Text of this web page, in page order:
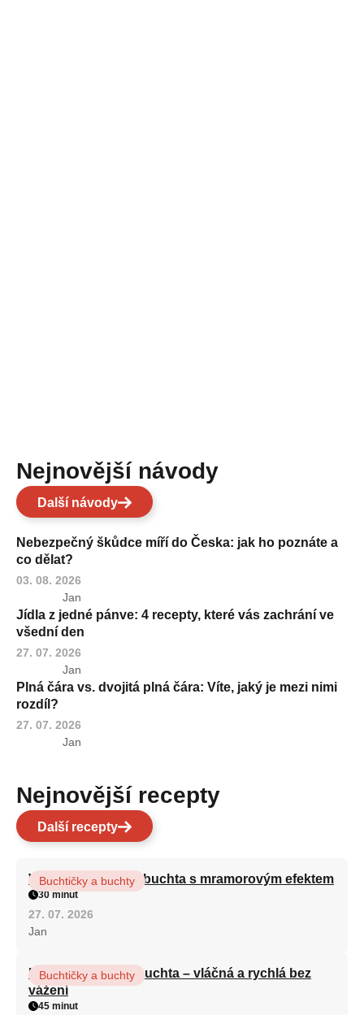
Nejnovější návody
Další návody
Nebezpečný škůdce míří do Česka: jak ho poznáte a
co dělat?
03. 08. 2026
Jan
Jídla z jedné pánve: 4 recepty, které vás zachrání ve
všední den
27. 07. 2026
Jan
Plná čára vs. dvojitá plná čára: Víte, jaký je mezi nimi
rozdíl?
27. 07. 2026
Jan
Nejnovější recepty
Další recepty
Vláčná olejová litá buchta s mramorovým efektem
Buchtičky a buchty
30 minut
27. 07. 2026
Jan
Hrnková maková buchta – vláčná a rychlá bez
vážení
Buchtičky a buchty
45 minut